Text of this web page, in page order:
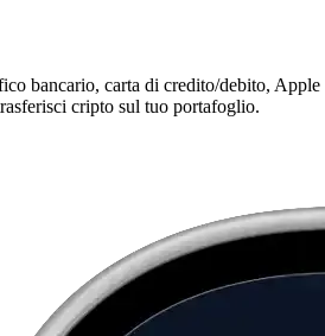
bancario, carta di credito/debito, Apple
cripto sul tuo portafoglio.